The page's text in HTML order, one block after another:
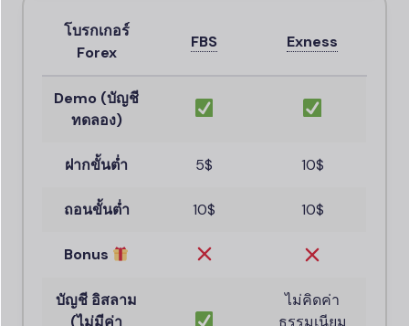
โบรกเกอร์
Forex
FBS Exness
Demo (บัญชี
ทดลอง)
ฝากขั้นต่ำ 5$ 10$
ถอนขั้นต่ำ 10$ 10$
Bonus
บัญชี อิสลาม
(ไม่มีค่า
ไม่คิดค่า
ธรรมเนียม